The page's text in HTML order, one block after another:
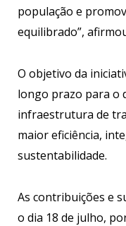
população e
equilibrado”,
O objetivo da
longo prazo para o
infraestrutura de
maior eficiência,
sustentabilidade.
As contribuições e
o dia 18 de julho,